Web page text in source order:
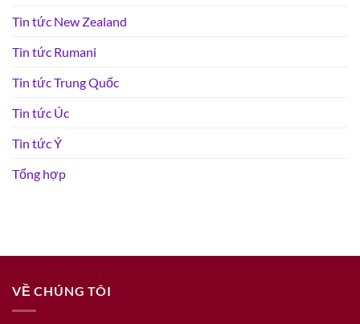
Tin tức New Zealand
Tin tức Rumani
Tin tức Trung Quốc
Tin tức Úc
Tin tức Ý
Tổng hợp
VỀ CHÚNG TÔI